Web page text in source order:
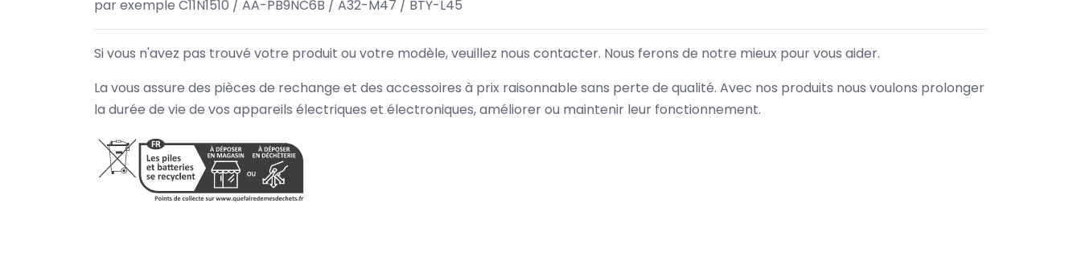
par exemple C11N1510 / AA-PB9NC6B / A32-M47 / BTY-L45
Si vous n'avez pas trouvé votre produit ou votre modèle, veuillez nous contacter. Nous ferons de notre mieux pour vous aider.
La vous assure des pièces de rechange et des accessoires à prix raisonnable sans perte de qualité. Avec nos produits nous voulons prolonger
la durée de vie de vos appareils électriques et électroniques, améliorer ou maintenir leur fonctionnement.